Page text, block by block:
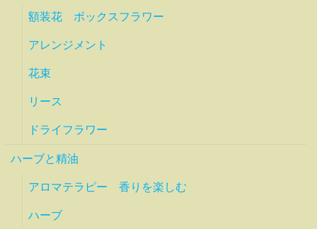
額装花 ボックスフラワー
アレンジメント
花束
リース
ドライフラワー
ハーブと精油
アロマテラピー 香りを楽しむ
ハーブ